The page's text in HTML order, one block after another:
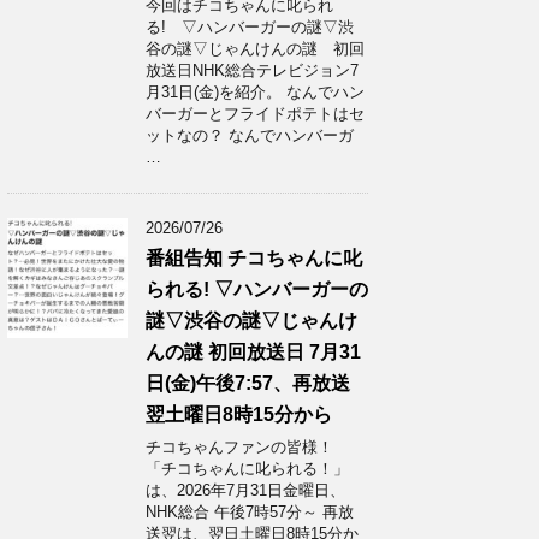
今回はチコちゃんに叱られ
る! ▽ハンバーガーの謎▽渋
谷の謎▽じゃんけんの謎 初回
放送日NHK総合テレビジョン7
月31日(金)を紹介。 なんでハン
バーガーとフライドポテトはセ
ットなの？ なんでハンバーガ
…
2026/07/26
番組告知 チコちゃんに叱
られる! ▽ハンバーガーの
謎▽渋谷の謎▽じゃんけ
んの謎 初回放送日 7月31
日(金)午後7:57、再放送
翌土曜日8時15分から
チコちゃんファンの皆様！
「チコちゃんに叱られる！」​
は、2026年7月31日金曜日、
NHK総合 午後7時57分～ 再放
送翌は、翌日土曜日8時15分か